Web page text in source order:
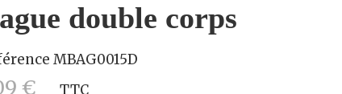
double corps
MBAG0015D
€ TTC